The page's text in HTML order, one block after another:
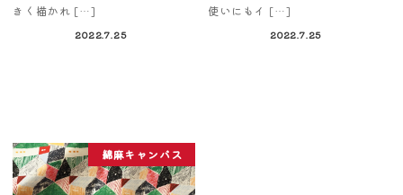
きく描かれ […]
2022.7.25
使いにもイ […]
2022.7.25
綿麻キャンバス